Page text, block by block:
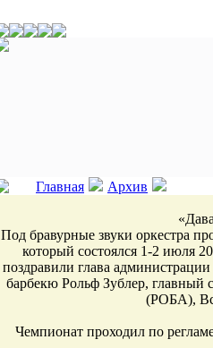
Главная
Архив
Под бравурные звуки оркестра
который состоялся 1-2 июля
поздравили глава
барбекю Рольф Зублер, главный
(РОБА),
Чемпионат проходил по